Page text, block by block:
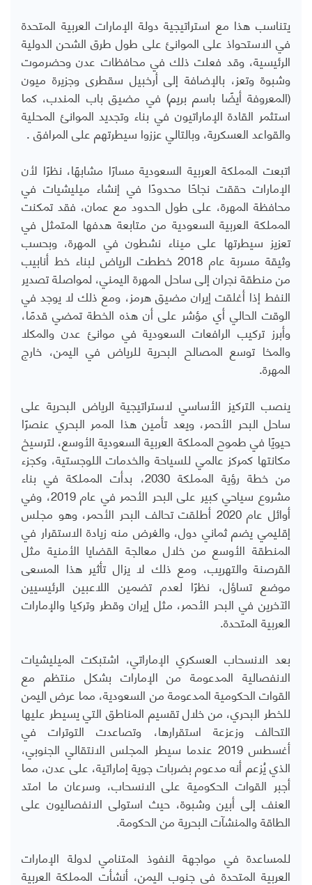
يتناسب هذا مع استراتيجية دولة الإمارات العربية المتحدة
في الاستحواذ على الموانئ على طول طرق الشحن الدولية
الرئيسية، وقد فعلت ذلك في محافظات عدن وحضرموت
وشبوة وتعز، بالإضافة إلى أرخبيل سقطرى وجزيرة ميون
(المعروفة أيضًا باسم بريم) في مضيق باب المندب، كما
استثمر القادة الإماراتيون في بناء وتجديد الموانئ المحلية
والقواعد العسكرية، وبالتالي عززوا سيطرتهم على المرافق.
اتبعت المملكة العربية السعودية مسارًا مشابهًا، نظرًا لأن
الإمارات حققت نجاحًا محدودًا في إنشاء ميليشيات في
محافظة المهرة، على طول الحدود مع عمان، فقد تمكنت
المملكة العربية السعودية من متابعة هدفها المتمثل في
تعزيز سيطرتها على ميناء نشطون في المهرة، وبحسب
وثيقة مسربة عام 2018 خططت الرياض لبناء خط أنابيب
من منطقة نجران إلى ساحل المهرة اليمني، لمواصلة تصدير
النفط إذا أغلقت إيران مضيق هرمز، ومع ذلك لا يوجد في
الوقت الحالي أي مؤشر على أن هذه الخطة تمضي قدمًا،
وأبرز تركيب الرافعات السعودية في موانئ عدن والمكلا
والمخا توسع المصالح البحرية للرياض في اليمن، خارج
المهرة.
ينصب التركيز الأساسي لاستراتيجية الرياض البحرية على
ساحل البحر الأحمر، ويعد تأمين هذا الممر البحري عنصرًا
حيويًا في طموح المملكة العربية السعودية الأوسع، لترسيخ
مكانتها كمركز عالمي للسياحة والخدمات اللوجستية، وكجزء
من خطة رؤية المملكة 2030، بدأت المملكة في بناء
مشروع سياحي كبير على البحر الأحمر في عام 2019، وفي
أوائل عام 2020 أطلقت تحالف البحر الأحمر، وهو مجلس
إقليمي يضم ثماني دول، والغرض منه زيادة الاستقرار في
المنطقة الأوسع من خلال معالجة القضايا الأمنية مثل
القرصنة والتهريب، ومع ذلك لا يزال تأثير هذا المسعى
موضع تساؤل، نظرًا لعدم تضمين اللاعبين الرئيسيين
الآخرين في البحر الأحمر، مثل إيران وقطر وتركيا والإمارات
العربية المتحدة.
بعد الانسحاب العسكري الإماراتي، اشتبكت الميليشيات
الانفصالية المدعومة من الإمارات بشكل منتظم مع
القوات الحكومية المدعومة من السعودية، مما عرض اليمن
للخطر البحري، من خلال تقسيم المناطق التي يسيطر عليها
التحالف وزعزعة استقرارها، وتصاعدت التوترات في
أغسطس 2019 عندما سيطر المجلس الانتقالي الجنوبي،
الذي يُزعم أنه مدعوم بضربات جوية إماراتية، على عدن، مما
أجبر القوات الحكومية على الانسحاب، وسرعان ما امتد
العنف إلى أبين وشبوة، حيث استولى الانفصاليون على
الطاقة والمنشآت البحرية من الحكومة.
للمساعدة في مواجهة النفوذ المتنامي لدولة الإمارات
العربية المتحدة في جنوب اليمن، أنشأت المملكة العربية